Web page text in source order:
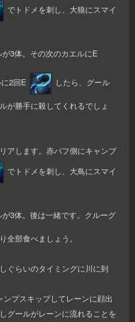
でトドメを刺し、大狼にスマイ
3体。その次のカエルにE
2回E したら、グール
が勝手に殺してくれるでしょ
アします。赤バフ側にキャンプ
でトドメを刺し、大鳥にスマイ
3体。後は一緒です。クルーグ
全部食べましょう。
ぐらいのタイミングに川に到
プスキップしてレーンに顔出
グールがレーンに流れることを